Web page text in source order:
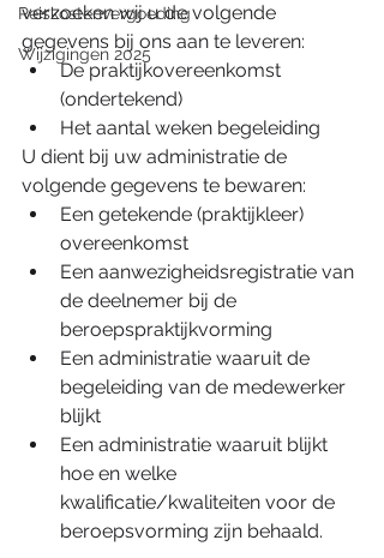
Reiskostenvergoeding
Wijzigingen 2025
verzoeken wij u de volgende
gegevens bij ons aan te leveren:
De praktijkovereenkomst
(ondertekend)
Het aantal weken begeleiding
U dient bij uw administratie de
volgende gegevens te bewaren:
Een getekende (praktijkleer)
overeenkomst
Een aanwezigheidsregistratie van
de deelnemer bij de
beroepspraktijkvorming
Een administratie waaruit de
begeleiding van de medewerker
blijkt
Een administratie waaruit blijkt
hoe en welke
kwalificatie/kwaliteiten voor de
beroepsvorming zijn behaald.